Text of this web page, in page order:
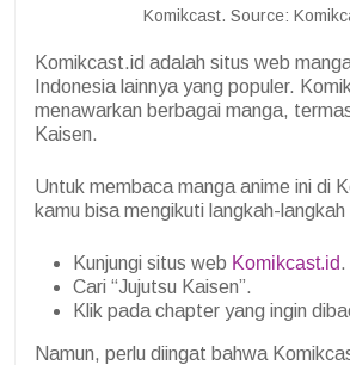
Komikcast. Source:
Komikcast.id adalah situs web
Indonesia lainnya yang populer.
menawarkan berbagai manga,
Kaisen.
Untuk membaca manga anime ini di
kamu bisa mengikuti langkah-
Kunjungi situs web Komikcast.id.
Cari “Jujutsu Kaisen”.
Klik pada chapter yang ingin
Namun, perlu diingat bahwa